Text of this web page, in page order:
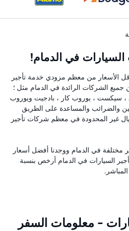
السيارات في الدمام!
الأسعار من معظم مزودي خدمة تأجير
جميع الشركات الرائدة في الدمام مثل ؛
، سيكست ، يوروب كار ، بادجيت ويوروب
والضرائب والمساعدة على الطريق
غير المحدودة في معظم شركات تأجير
مختلفة في الدمام ووجدنا أفضل أسعار
السيارات في الدمام أرخص بنسبة
- معلومات السفر